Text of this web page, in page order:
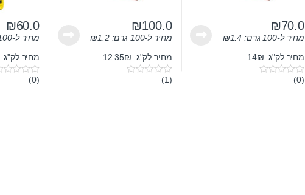
₪70.0
מחיר ל-100 גרם: ₪1.4
מחיר לק"ג: 14₪
0(0)
₪100.0
מחיר ל-100 גרם: ₪1.2
מחיר לק"ג: 12.35₪
0(1)
₪60.0
מחיר ל-100 גרם:
מחיר לק"ג: 4.51₪
0(0)